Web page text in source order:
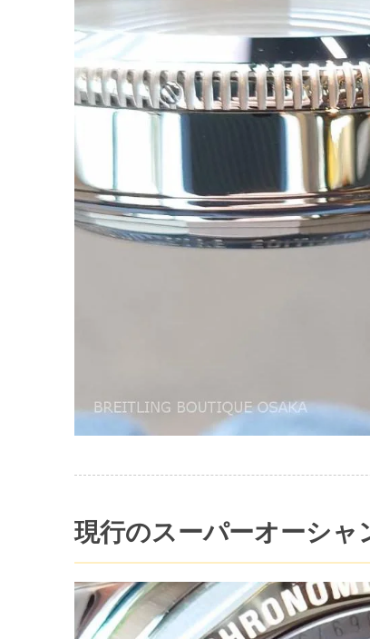
現行のスーパーオーシャ